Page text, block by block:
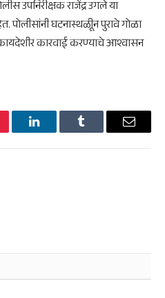
उपनिरीक्षक राजेंद्र उगले या
घटनास्थळीून पुरावे गोळा
कारवाई करण्याचे आश्वासन
LinkedInTumblr Email